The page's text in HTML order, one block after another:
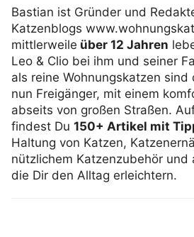
Bastian ist Gründer und
Katzenblogs
mittlerweile über 12 Jahren
Leo & Clio bei ihm und seiner
als reine Wohnungskatzen sind
nun Freigänger, mit einem
abseits von großen Straßen.
findest Du 150+ Artikel mit
Haltung von Katzen,
nützlichem Katzenzubehör und
die Dir den Alltag erleichtern.